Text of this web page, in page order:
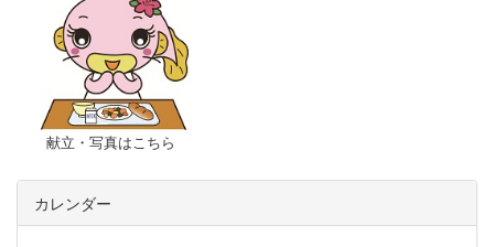
献立・写真はこちら
カレンダー